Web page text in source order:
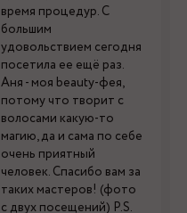
время процедур. С
большим
удовольствием сегодня
посетила ее ещё раз.
Аня - моя beauty-фея,
потому что творит с
волосами какую-то
магию, да и сама по себе
очень приятный
человек. Спасибо вам за
таких мастеров! (фото
с двух посещений) P.S.